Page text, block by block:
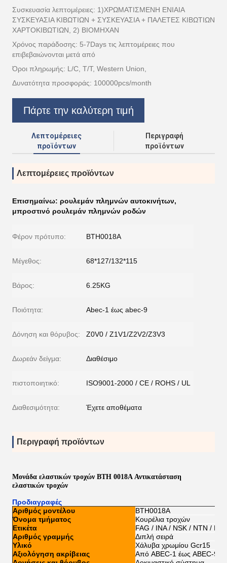
Συσκευασία λεπτομέρειες: 1)ΧΡΩΜΑΤΙΣΜΕΝΗ ΕΝΙΑΙΑ
ΣΥΣΚΕΥΑΣΙΑ ΚΙΒΩΤΙΩΝ + ΣΥΣΚΕΥΑΣΙΑ + ΠΑΛΕΤΕΣ ΚΙΒΩΤΙΩΝ
ΧΑΡΤΟΚΙΒΩΤΙΩΝ, 2) ΒΙΟΜΗΧΑΝ
Χρόνος παράδοσης: 5-7Days τις λεπτομέρειες που
επιβεβαιώνονται μετά από
Όροι πληρωμής: L/C, T/T, Western Union,
Δυνατότητα προσφοράς: 100000pcs/month
Πάρτε την καλύτερη τιμή
Λεπτομέρειες
προϊόντων
Περιγραφή
προϊόντων
Λεπτομέρειες προϊόντων
Επισημαίνω: ρουλεμάν πλημνών αυτοκινήτων,
μπροστινό ρουλεμάν πλημνών ροδών
Φέρον πρότυπο: BTH0018A
Μέγεθος: 68*127/132*115
Βάρος: 6.25KG
Ποιότητα: Abec-1 έως abec-9
Δόνηση και θόρυβος: Z0V0 / Z1V1/Z2V2/Z3V3
Δωρεάν δείγμα: Διαθέσιμο
πιστοποιητικό: ISO9001-2000 / CE / ROHS / UL
Διαθεσιμότητα: Έχετε αποθέματα
Περιγραφή προϊόντων
Μονάδα ελαστικών τροχών BTH 0018A Αντικατάσταση
ελαστικών τροχών
Προδιαγραφές
Αριθμός μοντέλου
BTH0018A
Όνομα τμήματος
Κουρέλια τροχών
Ετικέτα
FAG / INA / NSK / NTN /
Αριθμός γραμμής
Διπλή σειρά
Υλικό
Χάλυβα χρωμίου Gcr15
Αξιολόγηση ακρίβειας
Από ABEC-1 έως ABEC-9